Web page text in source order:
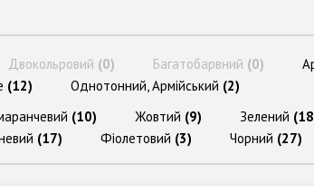
Двокольровий (0) Багатобарвний (0)
(12) Однотонний, Армійський (2)
(10) Жовтий (9) Зелений
(17) Фіолетовий (3) Чорний (27)